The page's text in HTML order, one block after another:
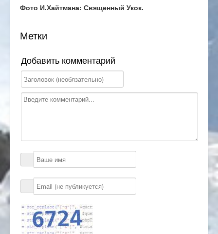
Фото И.Хайтмана: Священный Укок.
Метки
Добавить комментарий